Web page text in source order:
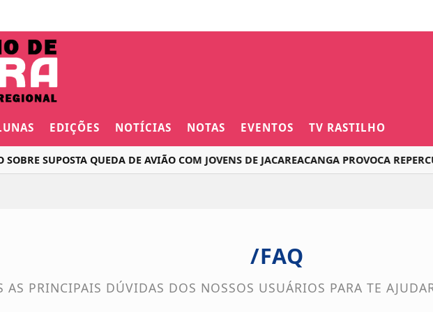
EDIÇÕES NOTÍCIAS NOTAS EVENTOS TV RASTILHO
SUPOSTA QUEDA DE AVIÃO COM JOVENS DE JACAREACANGA PROVOCA
/FAQ
AS PRINCIPAIS DÚVIDAS DOS NOSSOS USUÁRIOS PARA TE